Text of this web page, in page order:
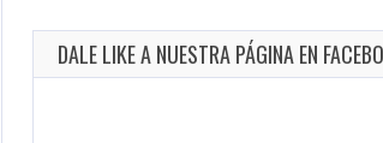
DALE LIKE A NUESTRA PÁGINA EN